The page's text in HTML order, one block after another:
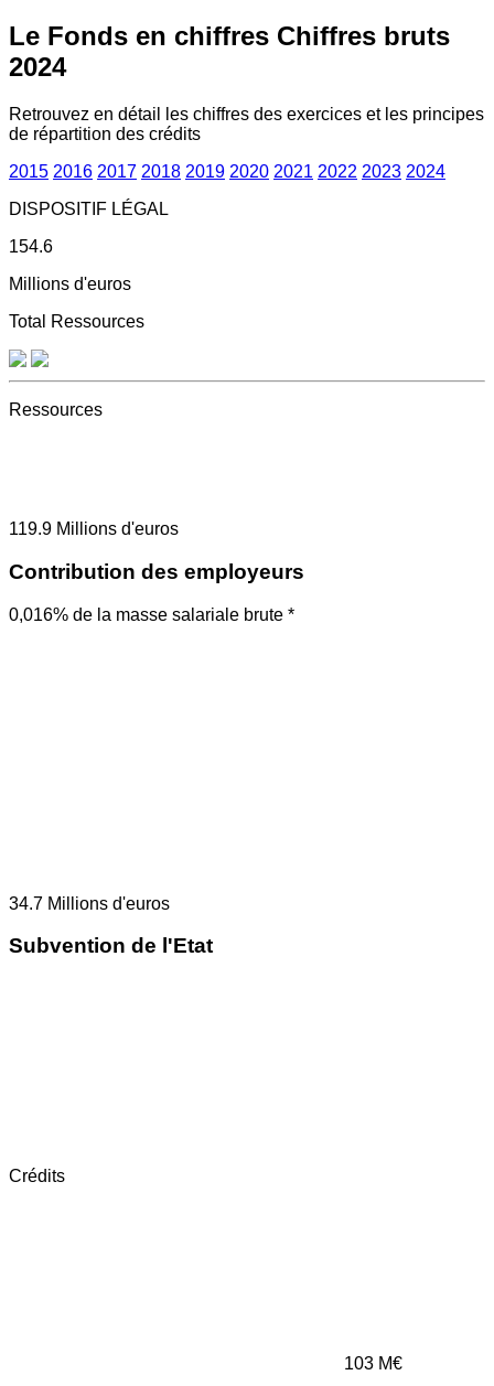
Le Fonds en chiffres Chiffres bruts
2024
Retrouvez en détail les chiffres des exercices et les principes
de répartition des crédits
2015 2016 2017 2018 2019 2020 2021 2022 2023 2024
DISPOSITIF LÉGAL
154.6
Millions d'euros
Total Ressources
Ressources
119.9 Millions d'euros
Contribution des employeurs
0,016% de la masse salariale brute *
34.7 Millions d'euros
Subvention de l'Etat
Crédits
103 M€